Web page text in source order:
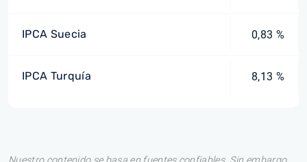
IPCA Suecia 0,83 %
IPCA Turquía 8,13 %